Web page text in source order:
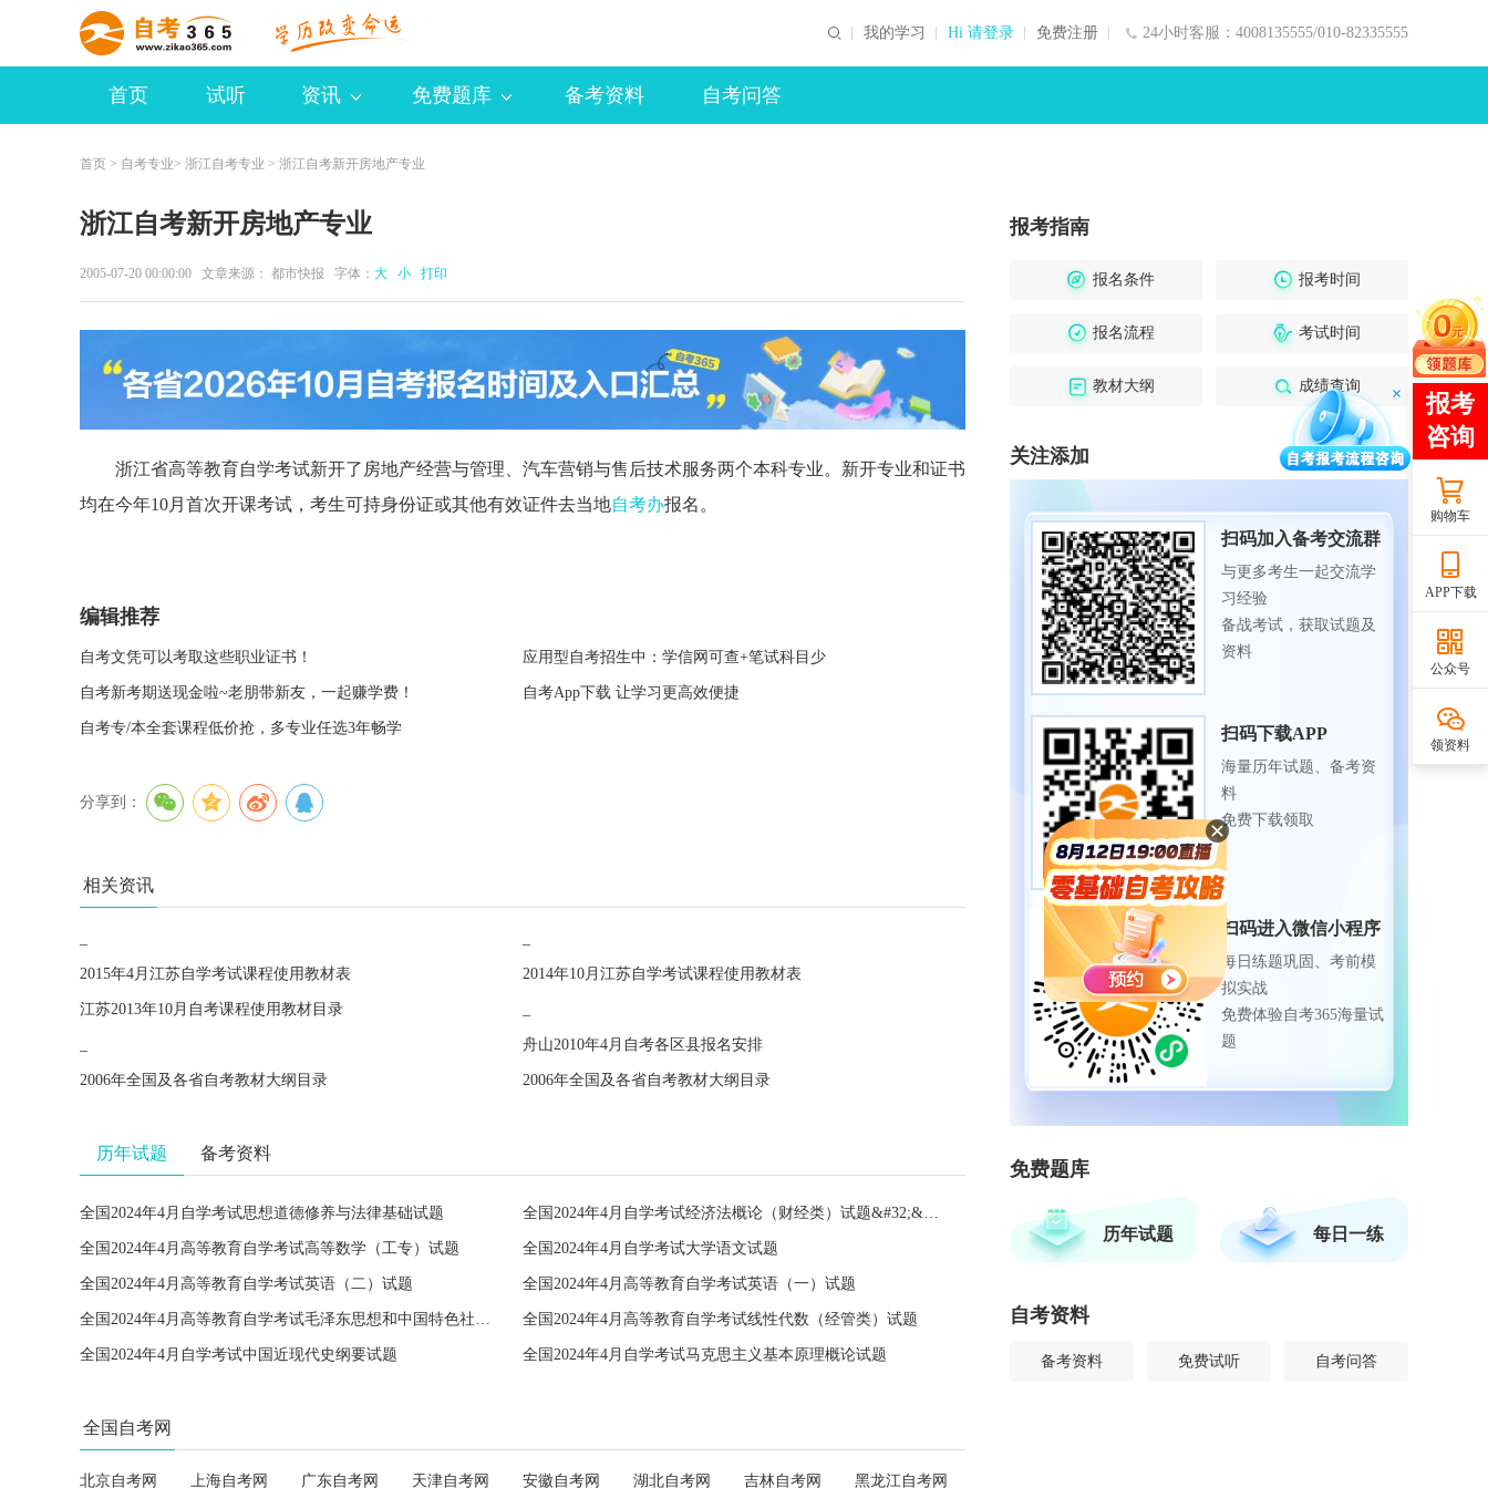
24小时客服：4008135555/010-82335555
我的学习 Hi 请登录 免费注册
首页 试听 资讯 免费题库 备考资料 自考问答
首页 > 自考专业> 浙江自考专业 > 浙江自考新开房地产专业
浙江自考新开房地产专业
2005-07-20 00:00:00 文章来源： 都市快报 字体： 大 小 打印
浙江省高等教育自学考试新开了房地产经营与管理、汽车营销与售后技术服务两个本科专业。新开专业和证书
均在今年10月首次开课考试，考生可持身份证或其他有效证件去当地自考办报名。
编辑推荐
自考文凭可以考取这些职业证书！ 应用型自考招生中：学信网可查+笔试科目少
自考新考期送现金啦~老朋带新友，一起赚学费！ 自考App下载 让学习更高效便捷
自考专/本全套课程低价抢，多专业任选3年畅学
分享到：
相关资讯
2015年4月江苏自学考试课程使用教材表 2014年10月江苏自学考试课程使用教材表
江苏2013年10月自考课程使用教材目录
舟山2010年4月自考各区县报名安排
2006年全国及各省自考教材大纲目录 2006年全国及各省自考教材大纲目录
历年试题 备考资料
全国2024年4月自学考试思想道德修养与法律基础试题 全国2024年4月自学考试经济法概论（财经类）试题&#32;&#32;
全国2024年4月高等教育自学考试高等数学（工专）试题 全国2024年4月自学考试大学语文试题
全国2024年4月高等教育自学考试英语（二）试题 全国2024年4月高等教育自学考试英语（一）试题
全国2024年4月高等教育自学考试毛泽东思想和中国特色社会主义理论体系概论试题 全国2024年4月高等教育自学考试线性代数（经管类）试题
全国2024年4月自学考试中国近现代史纲要试题 全国2024年4月自学考试马克思主义基本原理概论试题
全国自考网
北京自考网 上海自考网 广东自考网 天津自考网 安徽自考网 湖北自考网 吉林自考网 黑龙江自考网
报考指南
报名条件 报考时间
报名流程 考试时间
教材大纲 成绩查询
关注添加
扫码加入备考交流群
与更多考生一起交流学
习经验
备战考试，获取试题及
资料
扫码下载APP
海量历年试题、备考资
料
免费下载领取
扫码进入微信小程序
每日练题巩固、考前模
拟实战
免费体验自考365海量试
题
免费题库
历年试题 每日一练
自考资料
备考资料 免费试听 自考问答
购物车
APP下载
公众号
领资料